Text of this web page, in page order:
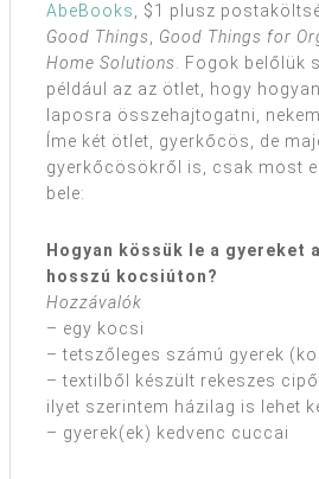
AbeBooks, $1 plusz
Good Things, Good Things for
Home Solutions. Fogok belőlük
például az az ötlet, hogy
laposra összehajtogatni,
Íme két ötlet, gyerkőcös, de
gyerkőcösökről is, csak most
bele:
Hogyan kössük le a gyereket a
hosszú kocsiúton?
Hozzávalók
– egy kocsi
– tetszőleges számú gyerek
– textilből készült rekeszes
ilyet szerintem házilag is lehet
– gyerek(ek) kedvenc cuccai